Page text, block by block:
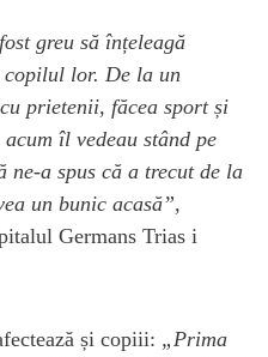
greu să înțeleagă
copilul lor. De la un
prietenii, făcea sport și
îl vedeau stând pe
ne-a spus că a trecut de la
un bunic acasă”,
Germans Trias i
și copiii: „Prima